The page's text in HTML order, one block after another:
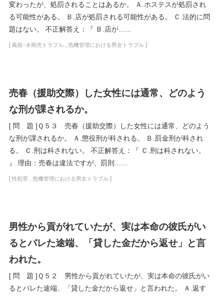
変わったが、処罰されることはあるか。 Ａ.ホステスが処罰され
る可能性がある。 Ｂ.店が処罰される可能性がある。 Ｃ.法的に問
題はない。 不正解答え：『 Ｂ.店が…...
[ 風俗･水商売トラブル, 危機管理における男女トラブル]
売春（援助交際）した女性には通常、どのよう
な刑が課されるか。
[ 問 題 ]Ｑ５３ 売春（援助交際）した女性には通常、どのよう
な刑が課されるか。 Ａ.懲役刑が科される。 Ｂ.罰金刑が科され
る。 Ｃ.刑は科されない。 不正解答え：『 Ｃ.刑は科されない。
』 理由：売春は違法ですが、罰則…...
[ 性犯罪 , 危機管理における男女トラブル]
男性から貢がれていたが、実は本命の彼氏がい
るとバレた途端、「貸した金だから返せ」と言
われた。
[ 問 題 ]Ｑ５２ 男性から貢がれていたが、実は本命の彼氏がい
るとバレた途端、「貸した金だから返せ」と言われた。 Ａ.返す